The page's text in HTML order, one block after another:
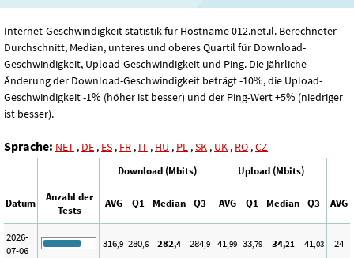
Internet-Geschwindigkeit statistik für Hostname 012.net.il. Berechneter
Durchschnitt, Median, unteres und oberes Quartil für Download-
Geschwindigkeit, Upload-Geschwindigkeit und Ping. Die jährliche
Änderung der Download-Geschwindigkeit beträgt -10%, die Upload-
Geschwindigkeit -1% (höher ist besser) und der Ping-Wert +5% (niedriger
ist besser).
Sprache: NET , DE , ES , FR , IT , HU , PL ,SK , UK , RO ,CZ
Download (Mbits) Upload (Mbits)
Datum
Anzahl der
Tests
AVG Q1 Median Q3 AVG Q1 Median Q3 AVG
2026-
07-06
316,9 280,6 282,4 284,9 41,99 33,79 34,21 41,03 24